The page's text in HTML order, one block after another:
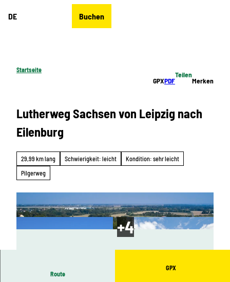
DE Buchen
Startseite
GPXPDF
Teilen
Merken
Lutherweg Sachsen von Leipzig nach
Eilenburg
29,99 km lang Schwierigkeit: leicht
Kondition: sehr leicht
Pilgerweg
Route
GPX